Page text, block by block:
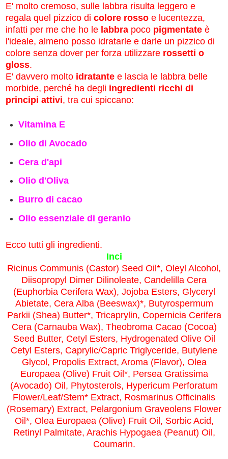
E' molto cremoso, sulle labbra risulta leggero e
regala quel pizzico di colore rosso e lucentezza,
infatti per me che ho le labbra poco pigmentate è
l'ideale, almeno posso idratarle e darle un pizzico di
colore senza dover per forza utilizzare rossetti o
gloss.
E' davvero molto idratante e lascia le labbra belle
morbide, perché ha degli ingredienti ricchi di
principi attivi, tra cui spiccano:
Vitamina E
Olio di Avocado
Cera d'api
Olio d'Oliva
Burro di cacao
Olio essenziale di geranio
Ecco tutti gli ingredienti.
Inci
Ricinus Communis (Castor) Seed Oil*, Oleyl Alcohol,
Diisopropyl Dimer Dilinoleate, Candelilla Cera
(Euphorbia Cerifera Wax), Jojoba Esters, Glyceryl
Abietate, Cera Alba (Beeswax)*, Butyrospermum
Parkii (Shea) Butter*, Tricaprylin, Copernicia Cerifera
Cera (Carnauba Wax), Theobroma Cacao (Cocoa)
Seed Butter, Cetyl Esters, Hydrogenated Olive Oil
Cetyl Esters, Caprylic/Capric Triglyceride, Butylene
Glycol, Propolis Extract, Aroma (Flavor), Olea
Europaea (Olive) Fruit Oil*, Persea Gratissima
(Avocado) Oil, Phytosterols, Hypericum Perforatum
Flower/Leaf/Stem* Extract, Rosmarinus Officinalis
(Rosemary) Extract, Pelargonium Graveolens Flower
Oil*, Olea Europaea (Olive) Fruit Oil, Sorbic Acid,
Retinyl Palmitate, Arachis Hypogaea (Peanut) Oil,
Coumarin.